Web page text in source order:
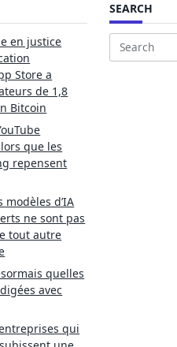
en justice
Store a
de 1,8
Bitcoin
que les
repensent
modèles d’IA
ne sont pas
tout autre
quelles
avec
qui
SEARCH
Search